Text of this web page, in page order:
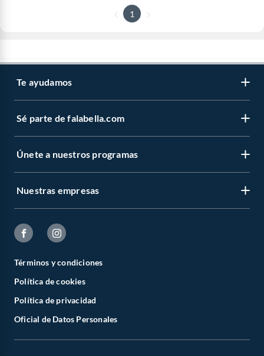
1
Te ayudamos
Sé parte de falabella.com
Únete a nuestros programas
Nuestras empresas
Términos y condiciones
Política de cookies
Política de privacidad
Oficial de Datos Personales